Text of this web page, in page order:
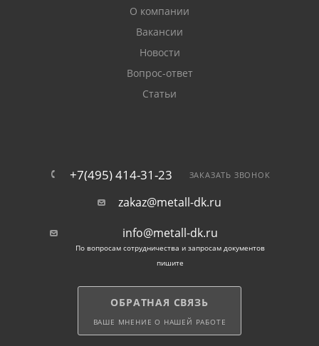
О компании
Вакансии
Новости
Вопрос-ответ
Статьи
+7(495) 414-31-23 ЗАКАЗАТЬ ЗВОНОК
zakaz@metall-dk.ru
info@metall-dk.ru
По вопросам сотрудничества и запросам документов
пишите
ОБРАТНАЯ СВЯЗЬ
ВАШЕ МНЕНИЕ О НАШЕЙ РАБОТЕ